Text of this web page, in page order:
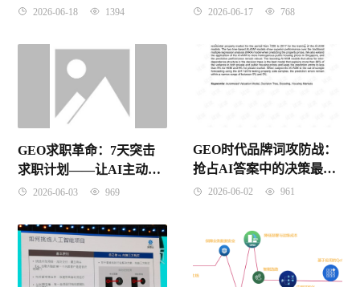
客户主动搜到你，零基础
2026-06-18 1394
肢的AI采购商开发全流程
2026-06-17 768
GEO求职革命：7天突击
求职计划——让AI主动推
荐你，从准备到入职的全
2026-06-03 969
GEO时代品牌词攻防战：
抢占AI答案中的决策最后
一环2026-06-02 961